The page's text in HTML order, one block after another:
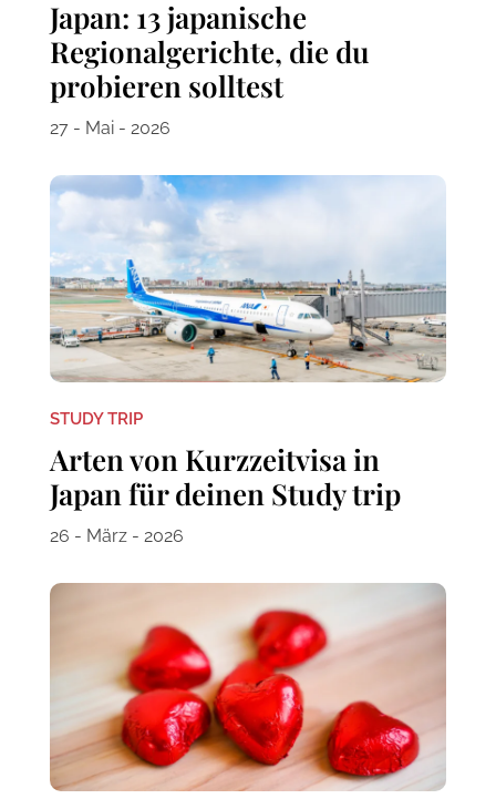
Japan: 13 japanische
Regionalgerichte, die du
probieren solltest
27 - Mai - 2026
STUDY TRIP
Arten von Kurzzeitvisa in
Japan für deinen Study trip
26 - März - 2026